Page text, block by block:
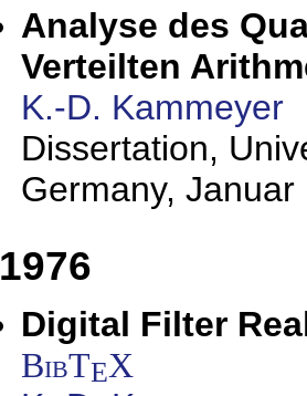
Analyse des
Verteilten
K.-D. Kammeyer
Dissertation,
Germany, Januar
1976
Digital Filter
BibTEX